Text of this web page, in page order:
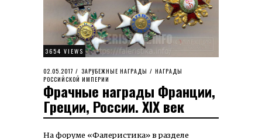
3654 VIEWS
POSTED
ON
02.05.2017 08.11.2021
ЗАРУБЕЖНЫЕ НАГРАДЫ / НАГРАДЫ
РОССИЙСКОЙ ИМПЕРИИ
Фрачные награды Франции,
Греции, России. XIX век
На форуме «Фалеристика» в разделе